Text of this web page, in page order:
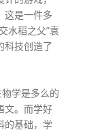
这是一件多
水稻之父”袁
科技创造了
学是多么的
文。而学好
的基础，学